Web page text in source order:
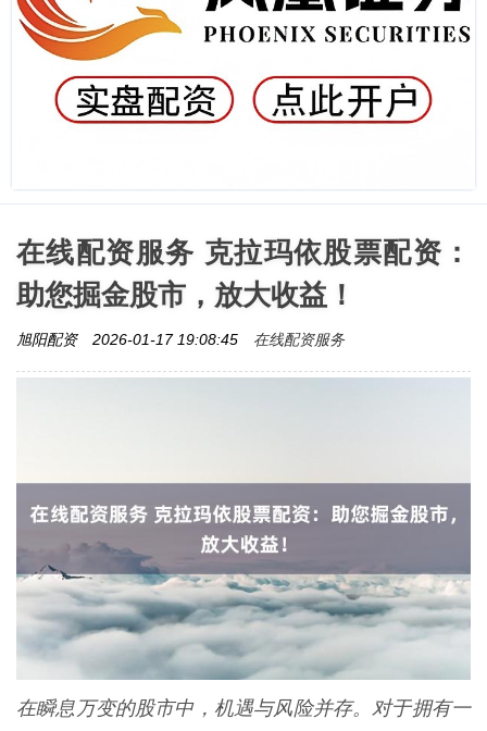
在线配资服务 克拉玛依股票配资：
助您掘金股市，放大收益！
旭阳配资 2026-01-17 19:08:45 在线配资服务
在瞬息万变的股市中，机遇与风险并存。对于拥有一